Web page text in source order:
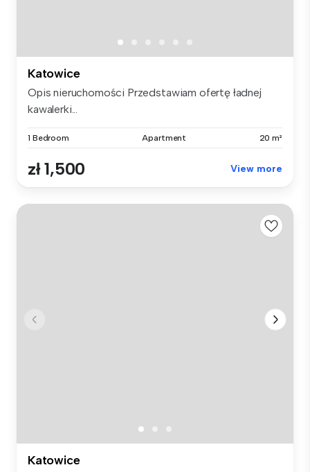
Katowice
Opis nieruchomości Przedstawiam ofertę ładnej
kawalerki...
1 Bedroom Apartment 20 m²
zł 1,500 View more
Katowice